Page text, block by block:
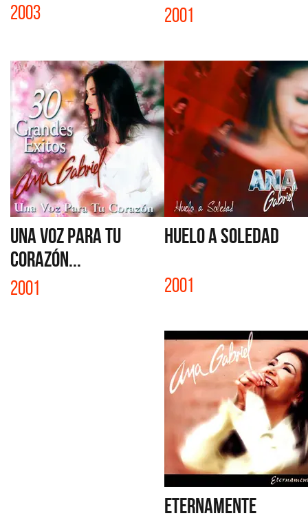
2003 2001
UNA VOZ PARA TU
CORAZÓN...
2001
HUELO A SOLEDAD
2001
ETERNAMENTE